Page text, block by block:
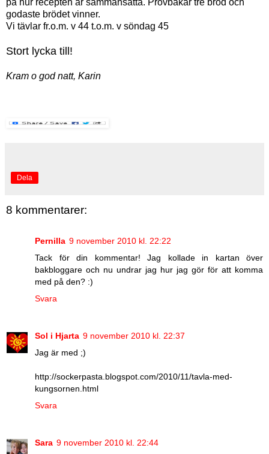
godaste brödet vinner.
Vi tävlar fr.o.m. v 44 t.o.m. v söndag 45
Stort lycka till!
Kram o god natt, Karin
Dela
8 kommentarer:
Pernilla 9 november 2010 kl. 22:22
Tack för din kommentar! Jag kollade in kartan över
bakbloggare och nu undrar jag hur jag gör för att komma
med på den? :)
Svara
Sol i Hjarta 9 november 2010 kl. 22:37
Jag är med ;)
http://sockerpasta.blogspot.com/2010/11/tavla-med-
kungsornen.html
Svara
Sara 9 november 2010 kl. 22:44